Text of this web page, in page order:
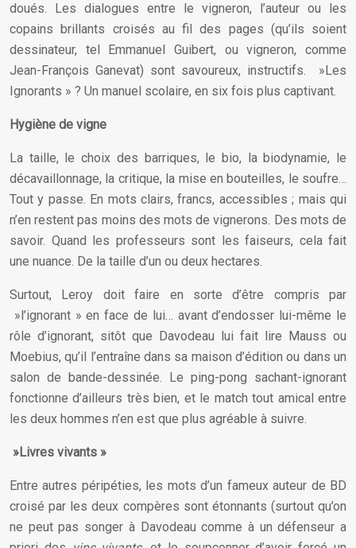
doués. Les dialogues entre le vigneron, l’auteur ou les
copains brillants croisés au fil des pages (qu’ils soient
dessinateur, tel Emmanuel Guibert, ou vigneron, comme
Jean-François Ganevat) sont savoureux, instructifs. »Les
Ignorants » ? Un manuel scolaire, en six fois plus captivant.
Hygiène de vigne
La taille, le choix des barriques, le bio, la biodynamie, le
décavaillonnage, la critique, la mise en bouteilles, le soufre…
Tout y passe. En mots clairs, francs, accessibles ; mais qui
n’en restent pas moins des mots de vignerons. Des mots de
savoir. Quand les professeurs sont les faiseurs, cela fait
une nuance. De la taille d’un ou deux hectares.
Surtout, Leroy doit faire en sorte d’être compris par
»l’ignorant » en face de lui… avant d’endosser lui-même le
rôle d’ignorant, sitôt que Davodeau lui fait lire Mauss ou
Moebius, qu’il l’entraîne dans sa maison d’édition ou dans un
salon de bande-dessinée. Le ping-pong sachant-ignorant
fonctionne d’ailleurs très bien, et le match tout amical entre
les deux hommes n’en est que plus agréable à suivre.
»Livres vivants »
Entre autres péripéties, les mots d’un fameux auteur de BD
croisé par les deux compères sont étonnants (surtout qu’on
ne peut pas songer à Davodeau comme à un défenseur a